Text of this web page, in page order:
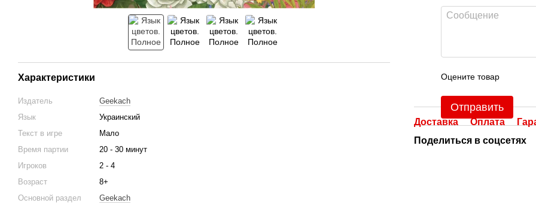
Характеристики
Издатель
Geekach
Язык
Украинский
Текст в игре
Мало
Время партии
20 - 30 минут
Игроков
2 - 4
Возраст
8+
Основной раздел
Geekach
Оцените товар
Отправить
Доставка Оплата
Поделиться в соцсетях